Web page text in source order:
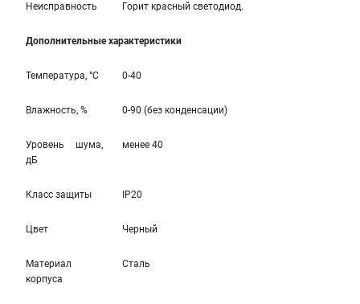
Неисправность Горит красный светодиод.
Дополнительные характеристики
Температура, °С 0-40
Влажность, % 0-90 (без конденсации)
Уровень шума,
дБ
менее 40
Класс защиты IP20
Цвет Черный
Материал
корпуса
Сталь